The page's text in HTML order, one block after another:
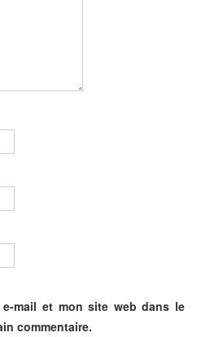
mail et mon site web dans le
commentaire.